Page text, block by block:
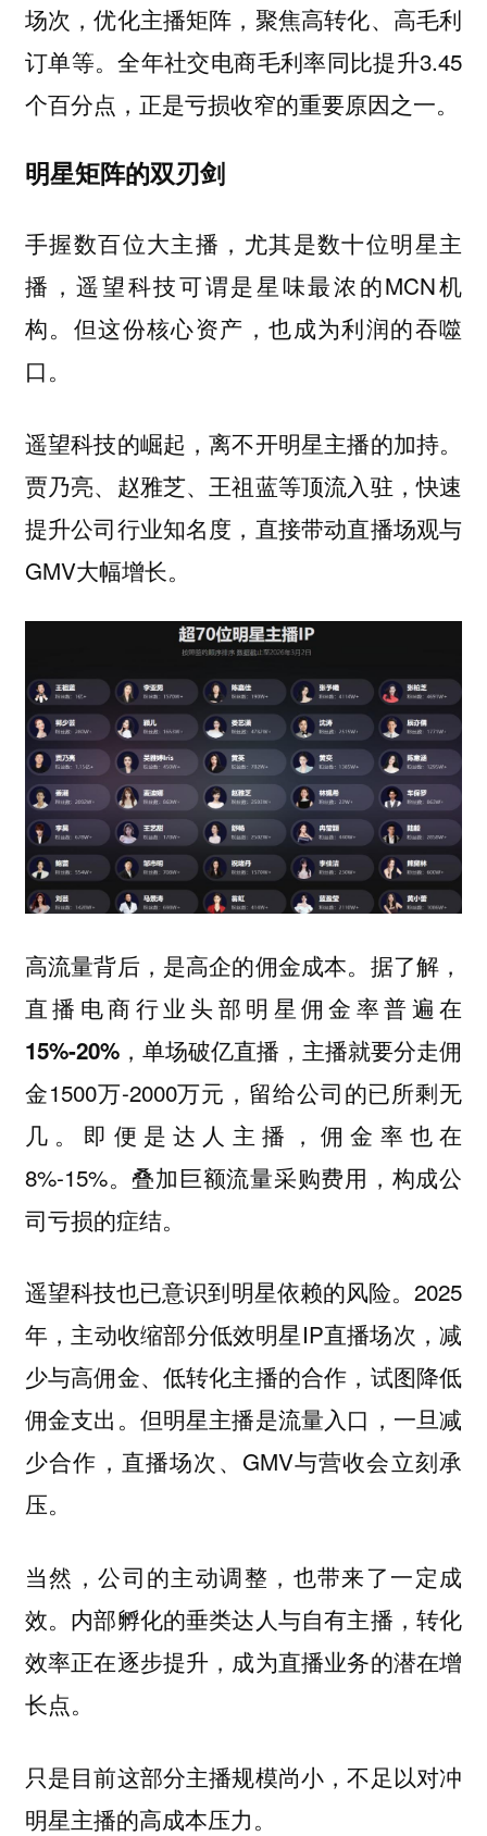
场次，优化主播矩阵，聚焦高转化、高毛利
订单等。全年社交电商毛利率同比提升3.45
个百分点，正是亏损收窄的重要原因之一。
明星矩阵的双刃剑
手握数百位大主播，尤其是数十位明星主
播，遥望科技可谓是星味最浓的MCN机
构。但这份核心资产，也成为利润的吞噬
口。
遥望科技的崛起，离不开明星主播的加持。
贾乃亮、赵雅芝、王祖蓝等顶流入驻，快速
提升公司行业知名度，直接带动直播场观与
GMV大幅增长。
高流量背后，是高企的佣金成本。据了解，
直播电商行业头部明星佣金率普遍在
15%-20%， 单场破亿直播，主播就要分走佣
金1500万-2000万元，留给公司的已所剩无
几。即便是达人主播，佣金率也在
8%-15%。叠加巨额流量采购费用，构成公
司亏损的症结。
遥望科技也已意识到明星依赖的风险。2025
年，主动收缩部分低效明星IP直播场次，减
少与高佣金、低转化主播的合作，试图降低
佣金支出。但明星主播是流量入口，一旦减
少合作，直播场次、GMV与营收会立刻承
压。
当然，公司的主动调整，也带来了一定成
效。内部孵化的垂类达人与自有主播，转化
效率正在逐步提升，成为直播业务的潜在增
长点。
只是目前这部分主播规模尚小，不足以对冲
明星主播的高成本压力。